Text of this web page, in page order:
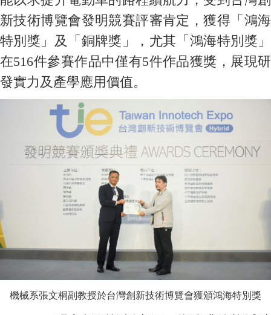
新技術博覽會發明競賽評審肯定，獲得「鴻海
特別獎」及「銅牌獎」，尤其「鴻海特別獎」
在516件參賽作品中僅有5件作品獲獎，展現研
發實力及產學應用價值。
機械系張文桐副教授於台灣創新技術博覽會獲頒鴻海特別獎